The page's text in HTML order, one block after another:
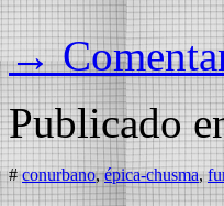
→
Publicado
# conurbano,épica-chusma,